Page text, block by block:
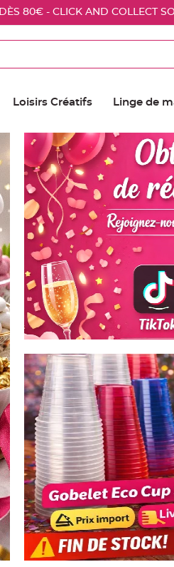
80€ - CLICK AND COLLECT
Loisirs Créatifs Linge de